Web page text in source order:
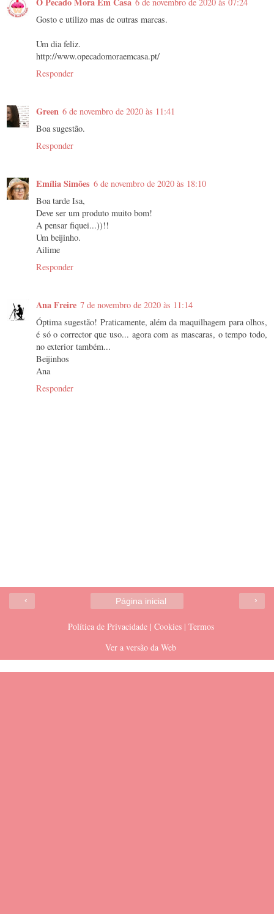
Gosto e utilizo mas de outras marcas.
Um dia feliz.
http://www.opecadomoraemcasa.pt/
Responder
Green 6 de novembro de 2020 às 11:41
Boa sugestão.
Responder
Emília Simões 6 de novembro de 2020 às 18:10
Boa tarde Isa,
Deve ser um produto muito bom!
A pensar fiquei...))!!
Um beijinho.
Ailime
Responder
Ana Freire 7 de novembro de 2020 às 11:14
Óptima sugestão! Praticamente, além da maquilhagem para olhos,
é só o corrector que uso... agora com as mascaras, o tempo todo,
no exterior também...
Beijinhos
Ana
Responder
‹ ›
Página inicial
Política de Privacidade | Cookies | Termos
Ver a versão da Web